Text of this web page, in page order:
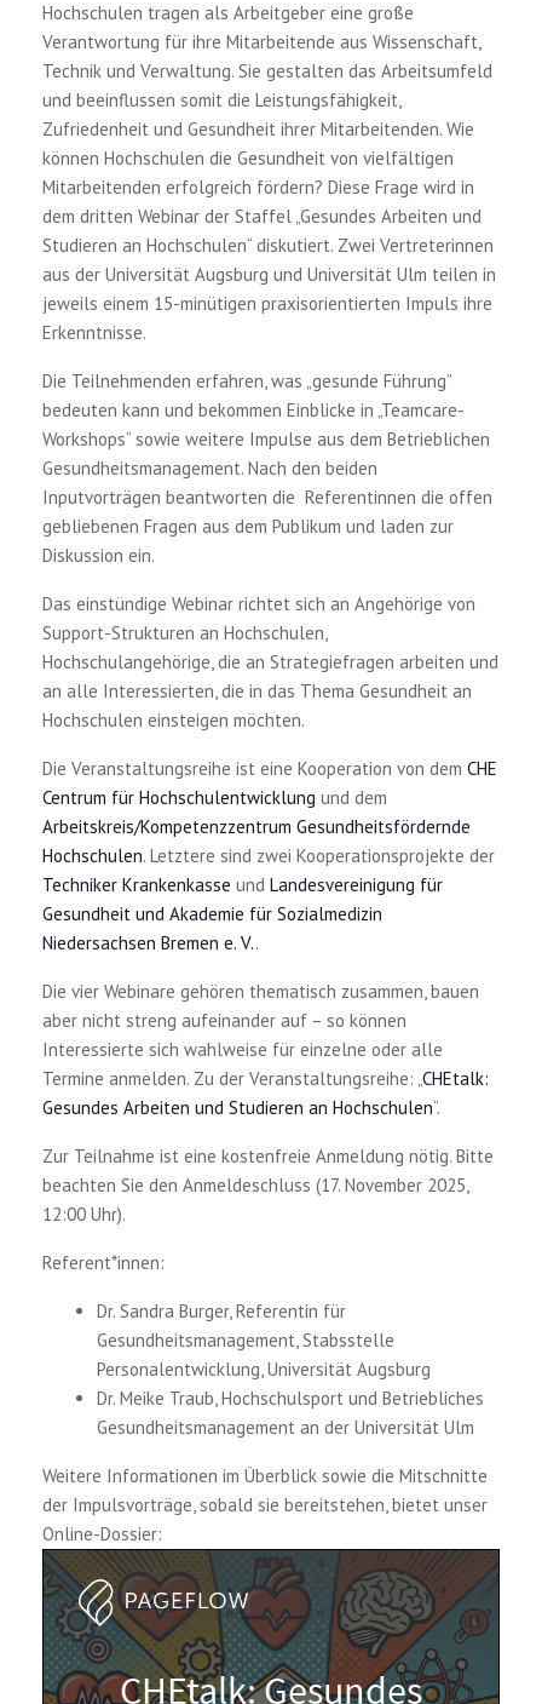
Hochschulen tragen als Arbeitgeber eine große
Verantwortung für ihre Mitarbeitende aus Wissenschaft,
Technik und Verwaltung. Sie gestalten das Arbeitsumfeld
und beeinflussen somit die Leistungsfähigkeit,
Zufriedenheit und Gesundheit ihrer Mitarbeitenden. Wie
können Hochschulen die Gesundheit von vielfältigen
Mitarbeitenden erfolgreich fördern? Diese Frage wird in
dem dritten Webinar der Staffel „Gesundes Arbeiten und
Studieren an Hochschulen“ diskutiert. Zwei Vertreterinnen
aus der Universität Augsburg und Universität Ulm teilen in
jeweils einem 15-minütigen praxisorientierten Impuls ihre
Erkenntnisse.
Die Teilnehmenden erfahren, was „gesunde Führung”
bedeuten kann und bekommen Einblicke in „Teamcare-
Workshops“ sowie weitere Impulse aus dem Betrieblichen
Gesundheitsmanagement. Nach den beiden
Inputvorträgen beantworten die Referentinnen die offen
gebliebenen Fragen aus dem Publikum und laden zur
Diskussion ein.
Das einstündige Webinar richtet sich an Angehörige von
Support-Strukturen an Hochschulen,
Hochschulangehörige, die an Strategiefragen arbeiten und
an alle Interessierten, die in das Thema Gesundheit an
Hochschulen einsteigen möchten.
Die Veranstaltungsreihe ist eine Kooperation von dem CHE
Centrum für Hochschulentwicklung und dem
Arbeitskreis/Kompetenzzentrum Gesundheitsfördernde
Hochschulen. Letztere sind zwei Kooperationsprojekte der
Techniker Krankenkasse und Landesvereinigung für
Gesundheit und Akademie für Sozialmedizin
Niedersachsen Bremen e. V..
Die vier Webinare gehören thematisch zusammen, bauen
aber nicht streng aufeinander auf – so können
Interessierte sich wahlweise für einzelne oder alle
Termine anmelden. Zu der Veranstaltungsreihe: „CHEtalk:
Gesundes Arbeiten und Studieren an Hochschulen“.
Zur Teilnahme ist eine kostenfreie Anmeldung nötig. Bitte
beachten Sie den Anmeldeschluss (17. November 2025,
12:00 Uhr).
Referent*innen:
Dr. Sandra Burger, Referentin für
Gesundheitsmanagement, Stabsstelle
Personalentwicklung, Universität Augsburg
Dr. Meike Traub, Hochschulsport und Betriebliches
Gesundheitsmanagement an der Universität Ulm
Weitere Informationen im Überblick sowie die Mitschnitte
der Impulsvorträge, sobald sie bereitstehen, bietet unser
Online-Dossier: